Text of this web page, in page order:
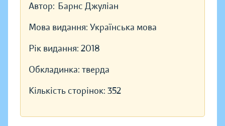
Автор: Барнс Джуліан
Мова видання: Українська мова
Рік видання: 2018
Обкладинка: тверда
Кількість сторінок: 352